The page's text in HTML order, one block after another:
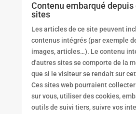
Contenu embarqué depuis
sites
Les articles de ce site peuvent
contenus intégrés (par exemple
images, articles…). Le contenu
d'autres sites se comporte de la
que si le visiteur se rendait sur
Ces sites web pourraient
sur vous, utiliser des cookies,
outils de suivi tiers, suivre vos